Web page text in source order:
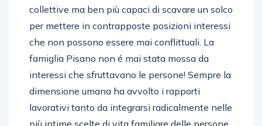
collettive ma ben più capaci di scavare un solco
per mettere in contrapposte posizioni interessi
che non possono essere mai conflittuali. La
famiglia Pisano non é mai stata mossa da
interessi che sfruttavano le persone! Sempre la
dimensione umana ha avvolto i rapporti
lavorativi tanto da integrarsi radicalmente nelle